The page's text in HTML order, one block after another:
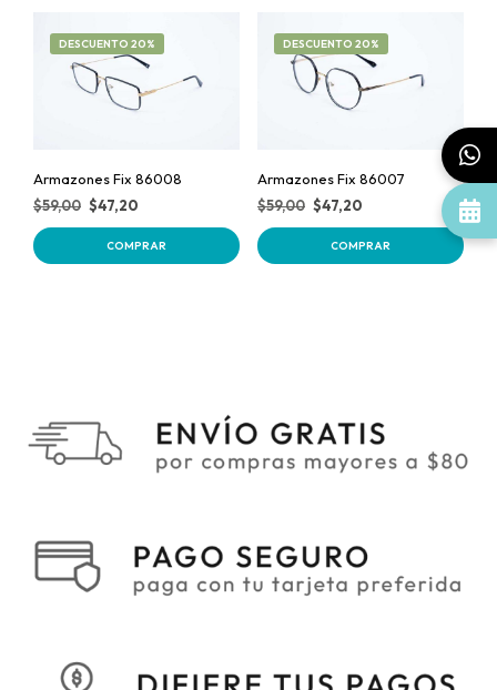
DESCUENTO 20%
Armazones Fix 86008
$59,00 $47,20
COMPRAR
DESCUENTO 20%
Armazones Fix 86007
$59,00 $47,20
COMPRAR